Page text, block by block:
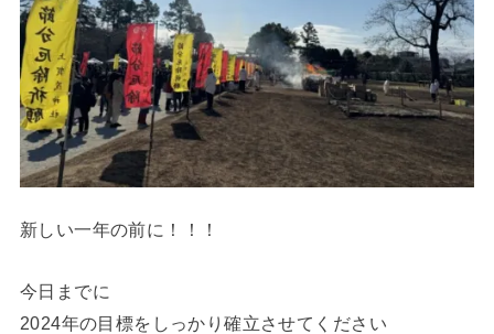
新しい一年の前に！！！
今日までに
2024年の目標をしっかり確立させてください